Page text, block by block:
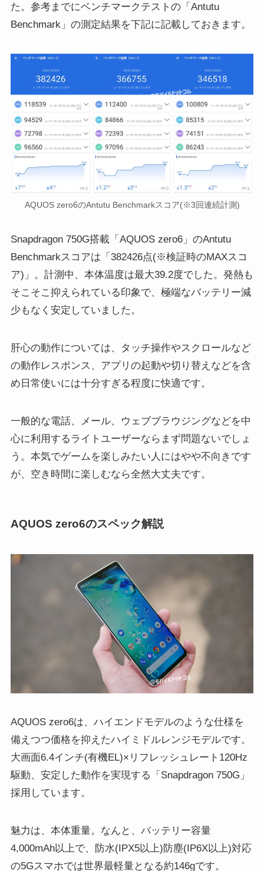
た。参考までにベンチマークテストの「Antutu
Benchmark」の測定結果を下記に記載しておきます。
AQUOS zero6のAntutu Benchmarkスコア(※3回連続計測)
Snapdragon 750G搭載「AQUOS zero6」のAntutu
Benchmarkスコアは「382426点(※検証時のMAXスコ
ア)」。計測中、本体温度は最大39.2度でした。発熱も
そこそこ抑えられている印象で、極端なバッテリー減
少もなく安定していました。
肝心の動作については、タッチ操作やスクロールなど
の動作レスポンス、アプリの起動や切り替えなどを含
め日常使いには十分すぎる程度に快適です。
一般的な電話、メール、ウェブブラウジングなどを中
心に利用するライトユーザーならまず問題ないでしょ
う。本気でゲームを楽しみたい人にはやや不向きです
が、空き時間に楽しむなら全然大丈夫です。
AQUOS zero6のスペック解説
AQUOS zero6は、ハイエンドモデルのような仕様を
備えつつ価格を抑えたハイミドルレンジモデルです。
大画面6.4インチ(有機EL)×リフレッシュレート120Hz
駆動、安定した動作を実現する「Snapdragon 750G」
採用しています。
魅力は、本体重量。なんと、バッテリー容量
4,000mAh以上で、防水(IPX5以上)防塵(IP6X以上)対応
の5Gスマホでは世界最軽量となる約146gです。